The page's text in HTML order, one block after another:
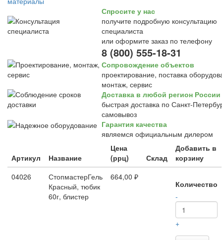
Спросите у нас
получите подробную консультацию
специалиста
или оформите заказ по телефону
8 (800) 555-18-31
Сопровождение объектов
проектирование, поставка
монтаж, сервис
Доставка в любой регион России
быстрая доставка по Санкт-
самовывоз
Гарантия качества
являемся официальным дилером
Артикул Название
Цена
(ррц)
Склад
Добавить в
корзину
04026
СтопмастерГель
Красный, тюбик
60г, блистер
664,00 ₽
Количество
-
+